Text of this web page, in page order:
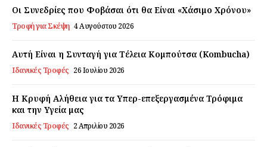
Daily Food
Σχετικά με εμάς
Ο λογαριασμός μου
Επικοινωνία
Οι Συνεδρίες που Φοβάσαι ότι θα Είναι «Χάσιμο Χρόνου»
Τροφή για Σκέψη 4 Αυγούστου 2026
Αυτή Είναι η Συνταγή για Τέλεια Κομπούτσα (Kombucha)
Ιδανικές Τροφές 26 Ιουλίου 2026
Η Κρυφή Αλήθεια για τα Υπερ-επεξεργασμένα Τρόφιμα
και την Υγεία μας
Ιδανικές Τροφές 2 Απριλίου 2026